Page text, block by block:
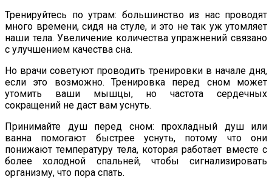
Тренируйтесь по утрам: большинство из нас проводят
много времени, сидя на стуле, и это не так уж утомляет
наши тела. Увеличение количества упражнений связано
с улучшением качества сна.
Но врачи советуют проводить тренировки в начале дня,
если это возможно. Тренировка перед сном может
утомить ваши мышцы, но частота сердечных
сокращений не даст вам уснуть.
Принимайте душ перед сном: прохладный душ или
ванна помогают быстрее уснуть, потому что они
понижают температуру тела, которая работает вместе с
более холодной спальней, чтобы сигнализировать
организму, что пора спать.